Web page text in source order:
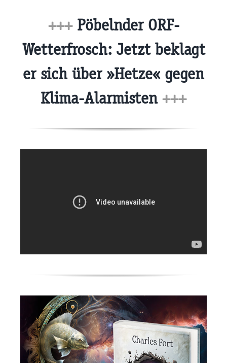
+++Pöbelnder ORF-
Wetterfrosch: Jetzt beklagt
er sich über »Hetze« gegen
Klima-Alarmisten +++